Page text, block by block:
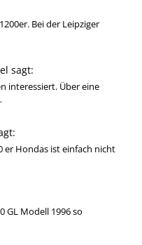
Bei der Leipziger
sagt:
interessiert. Über eine
er Hondas ist einfach nicht
GL Modell 1996 so